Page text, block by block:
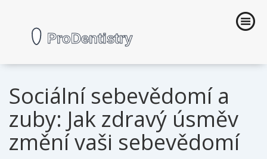
Sociální sebevědomí a
zuby: Jak zdravý úsměv
změní vaši sebevědomí